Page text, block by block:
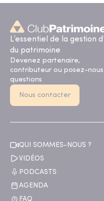
L’essentiel de la gestion
du patrimoine
Devenez partenaire,
contributeur ou posez-nous
questions
Nous contacter
QUI SOMMES-NOUS ?
VIDÉOS
PODCASTS
AGENDA
FAQ